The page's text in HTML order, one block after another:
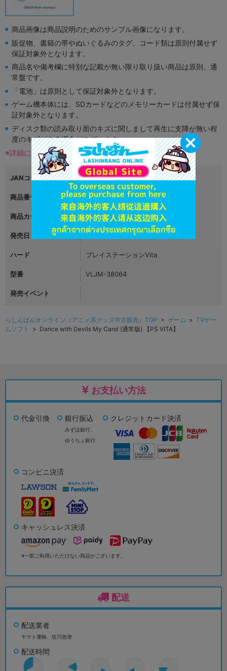
商品画像は商品説明のためのサンプル画像になります。
販促物、書籍の帯やぬいぐるみのタグ、コード類は原則付属せず
保証対象外となります。
商品名や備考欄に特別な記載が無い限り取り扱い商品は原則、通
常盤です。
「電池」は原則として保証対象外となります。
ゲーム機本体には、SDカードなどのメモリーカードは付属せず保
証対象外となります。
ディスク類の読み取り面のキズに関しまして再生に支障が無い程
度のキズがある場合がございます。
※詳細につきましてはコチラ
JANコード 4580337519377
商品番号 L01751493
商品カテゴリ ゲーム
発売日 2018年03月22日
ハード プレイステーションVita
型番 VLJM-38064
発売イベント
らしんばんオンライン（アニメ系グッズ中古販売）TOP > ゲーム > TVゲー
ムソフト
> Dance with Devils My Carol (通常版) 【PS VITA】
お支払い方法
代金引換 銀行振込
みずほ銀行、
ゆうちょ銀行
クレジットカード決済
コンビニ決済
キャッシュレス決済
※一部ご利用いただけない商品がございます。
配送
配送業者
ヤマト運輸、佐川急便
配送時間